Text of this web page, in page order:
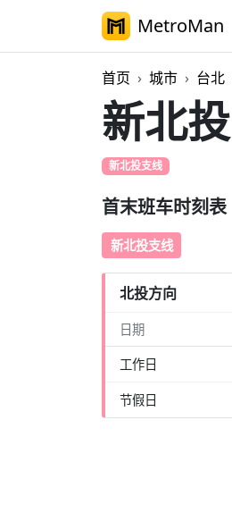
MetroMan
首页 城市 台北
新北投
新北投支线
首末班车时刻表
新北投支线
北投方向
日期
工作日
节假日